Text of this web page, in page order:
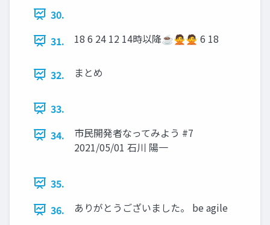
30.
31.
18 6 24 12 14時以降☕🙅🙅 6 18
32. まとめ
33.
34.
市民開発者なってみよう #7
2021/05/01 石川 陽一
35.
36.
ありがとうございました。 be agile